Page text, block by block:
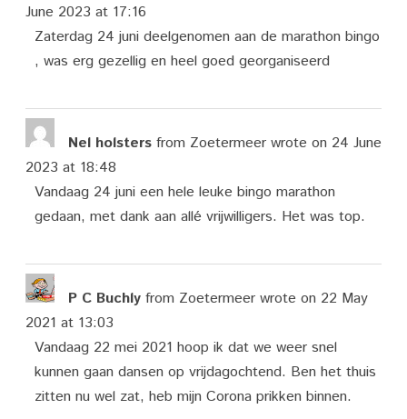
June 2023 at 17:16
Zaterdag 24 juni deelgenomen aan de marathon bingo
, was erg gezellig en heel goed georganiseerd
Nel holsters from Zoetermeer wrote on 24 June
2023 at 18:48
Vandaag 24 juni een hele leuke bingo marathon
gedaan, met dank aan allé vrijwilligers. Het was top.
P C Buchly from Zoetermeer wrote on 22 May
2021 at 13:03
Vandaag 22 mei 2021 hoop ik dat we weer snel
kunnen gaan dansen op vrijdagochtend. Ben het thuis
zitten nu wel zat, heb mijn Corona prikken binnen.